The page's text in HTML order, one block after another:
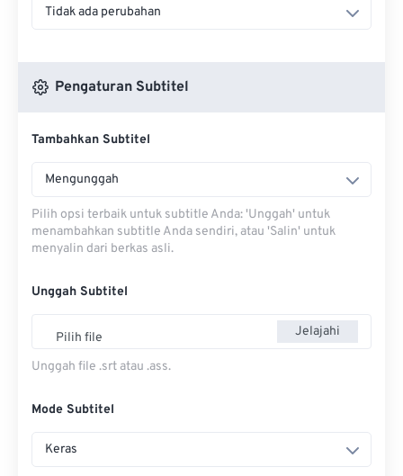
Tidak ada perubahan
Pengaturan Subtitel
Tambahkan Subtitel
Mengunggah
Pilih opsi terbaik untuk subtitle Anda: 'Unggah' untuk
menambahkan subtitle Anda sendiri, atau 'Salin' untuk
menyalin dari berkas asli.
Unggah Subtitel
Pilih file Jelajahi
Unggah file .srt atau .ass.
Mode Subtitel
Keras